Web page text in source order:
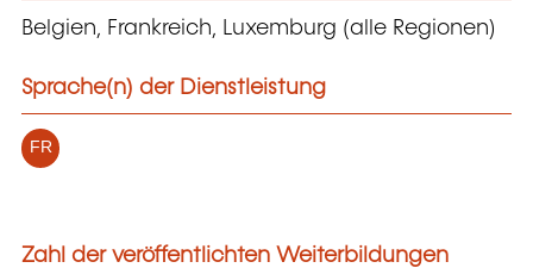
Belgien, Frankreich, Luxemburg (alle Regionen)
Sprache(n) der Dienstleistung
FR
Zahl der veröffentlichten Weiterbildungen